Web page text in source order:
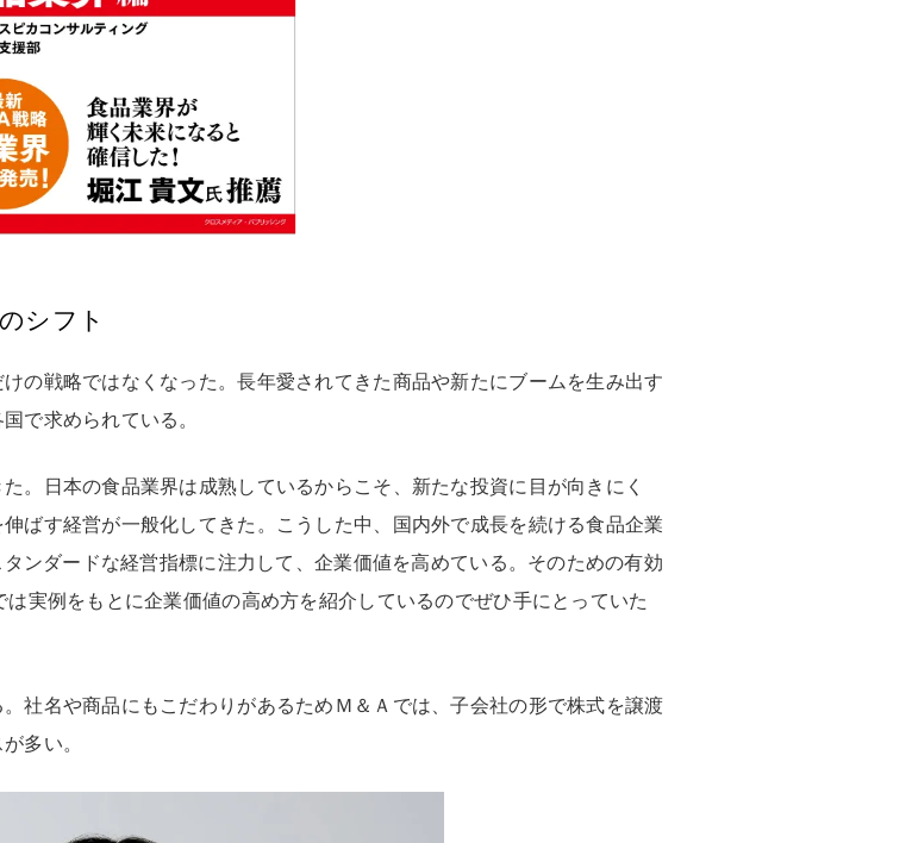
シフト
の戦略ではなくなった。長年愛されてきた商品や新たにブームを生み出す
で求められている。
。日本の食品業界は成熟しているからこそ、新たな投資に目が向きにく
ばす経営が一般化してきた。こうした中、国内外で成長を続ける食品企業
ンダードな経営指標に注力して、企業価値を高めている。そのための有効
実例をもとに企業価値の高め方を紹介しているのでぜひ手にとっていた
社名や商品にもこだわりがあるためＭ＆Ａでは、子会社の形で株式を譲渡
多い。